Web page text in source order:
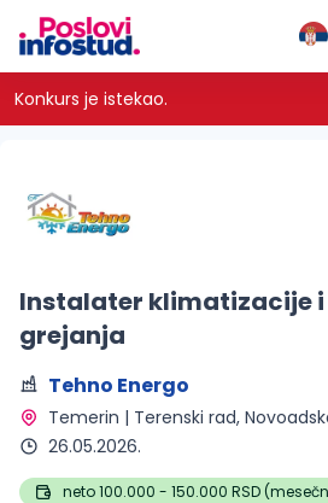
Konkurs je istekao.
Instalater klimatizacije
grejanja
Tehno Energo
Temerin | Terenski rad,
26.05.2026.
neto 100.000 - 150.000 RSD